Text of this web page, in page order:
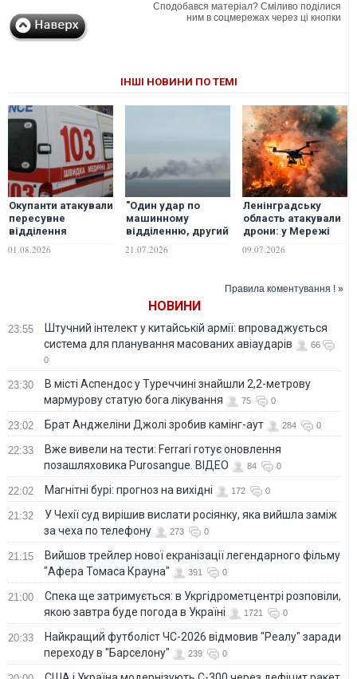
Сподобався матеріал? Сміливо поділися
ним в соцмережах через ці кнопки
ІНШІ НОВИНИ ПО ТЕМІ
Окупанти атакували
пересувне
відділення
Чернігівщині, є
01.08.2026
"Один удар по
машинному
відділенню, другий
врятовані з
21.07.2026
Ленінградську
область атакували
дрони: у Мережі
НПЗ у місті Кіриші
09.07.2026
Правила коментування ! »
НОВИНИ
23:55
Штучний інтелект у китайській армії: впроваджується
система для планування масованих авіаударів
66
0
23:30
В місті Аспендос у Туреччині знайшли 2,2-метрову
мармурову статую бога лікування
75 0
23:02 Брат Анджеліни Джолі зробив камінг-аут 284 0
22:33
Вже вивели на тести: Ferrari готує оновлення
позашляховика Purosangue. ВІДЕО
84 0
22:02 Магнітні бурі: прогноз на вихідні 172 0
21:32
У Чехії суд вирішив вислати росіянку, яка вийшла заміж
за чеха по телефону
273 0
21:15
Вийшов трейлер нової екранізації легендарного фільму
"Афера Томаса Крауна"
391 0
21:00
Спека ще затримується: в Укргідрометцентрі розповіли,
якою завтра буде погода в Україні
1721 0
20:33
Найкращий футболіст ЧС-2026 відмовив "Реалу" заради
переходу в "Барселону"
239 0